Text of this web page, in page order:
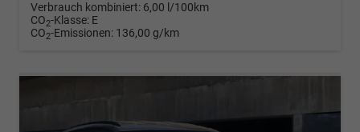
Verbrauch kombiniert: 6,00 l/100km
CO2-Klasse: E
CO2-Emissionen: 136,00 g/km